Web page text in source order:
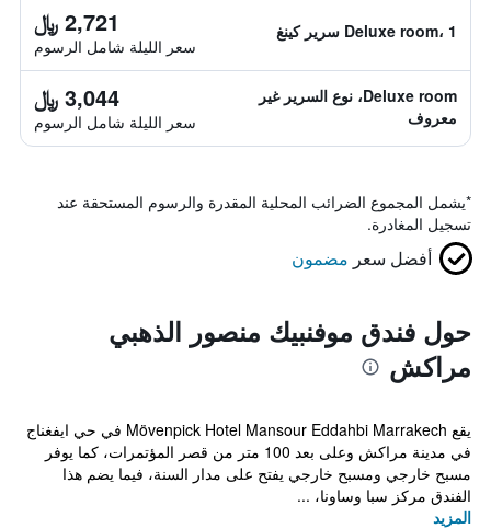
Deluxe room، 1 سرير كينغ 2,721 ﷼
سعر الليلة شامل الرسوم
Deluxe room، نوع السرير غير
معروف
3,044 ﷼
سعر الليلة شامل الرسوم
*يشمل المجموع الضرائب المحلية المقدرة والرسوم المستحقة عند
تسجيل المغادرة.
أفضل سعر مضمون
حول فندق موفنبيك منصور الذهبي
مراكش
يقع Mövenpick Hotel Mansour Eddahbi Marrakech في حي ايفغناج
في مدينة مراكش وعلى بعد 100 متر من قصر المؤتمرات، كما يوفر
مسبح خارجي ومسبح خارجي يفتح على مدار السنة، فيما يضم هذا
الفندق مركز سبا وساونا، ...
المزيد